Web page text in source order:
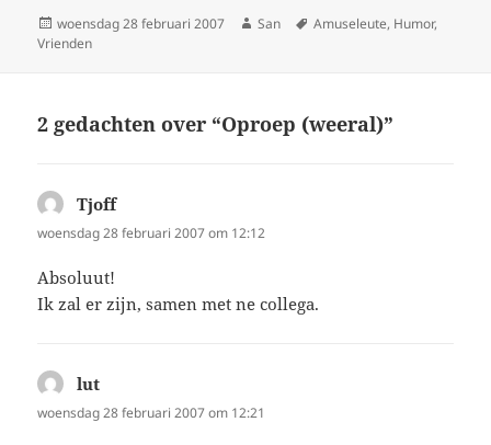
Geplaatst
op
woensdag 28 februari 2007 Auteur
San Tags
Amuseleute, Humor,
Vrienden
2 gedachten over “Oproep (weeral)”
Tjoffschreef:
woensdag 28 februari 2007 om 12:12
Absoluut!
Ik zal er zijn, samen met ne collega.
lut
woensdag 28 februari 2007 om 12:21